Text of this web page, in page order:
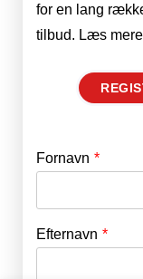
for en lang
tilbud. Læs
Fornavn *
Efternavn *
E-mail
Adgangskode